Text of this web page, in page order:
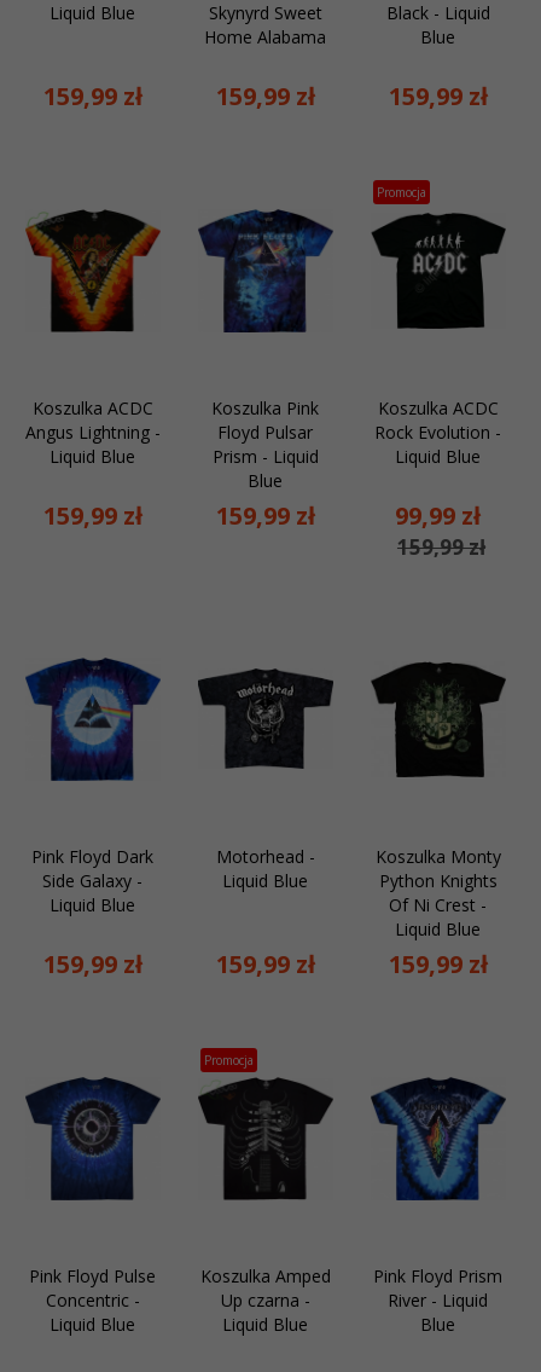
Liquid Blue
159,99 zł
Skynyrd Sweet
Home Alabama
159,99 zł
Black - Liquid
Blue
159,99 zł
Koszulka ACDC
Angus Lightning -
Liquid Blue
159,99 zł
Koszulka Pink
Floyd Pulsar
Prism - Liquid
Blue
159,99 zł
Promocja
Koszulka ACDC
Rock Evolution -
Liquid Blue
99,99 zł
159,99 zł
Pink Floyd Dark
Side Galaxy -
Liquid Blue
159,99 zł
Motorhead -
Liquid Blue
159,99 zł
Koszulka Monty
Python Knights
Of Ni Crest -
Liquid Blue
159,99 zł
Pink Floyd Pulse
Concentric -
Liquid Blue
Promocja
Koszulka Amped
Up czarna -
Liquid Blue
Pink Floyd Prism
River - Liquid
Blue